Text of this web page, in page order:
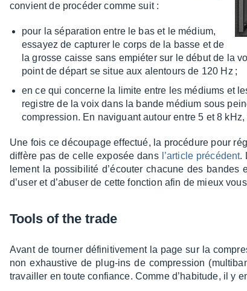
convient de procé­der comme suit :
pour la sépa­ra­tion entre le bas et le médium,
essayez de captu­rer le corps de la basse et de
la grosse caisse sans empié­ter sur le début de la
point de départ se situe aux alen­tours de 120 Hz ;
en ce qui concerne la limite entre les médiums et
registre de la voix dans la bande médium sous
compres­sion. En navi­guant autour entre 5 et 8
Une fois ce décou­page effec­tué, la procé­dure pour
diffère pas de celle expo­sée dans l’ar­ticle précé­dent.
le­ment la possi­bi­lité d’écou­ter chacune des
d’user et d’abu­ser de cette fonc­tion afin de mieux
Tools of the trade
Avant de tour­ner défi­ni­ti­ve­ment la page sur la
non exhaus­tive de plug-ins de compres­sion
travailler en toute confiance. Comme d’ha­bi­tude, il y